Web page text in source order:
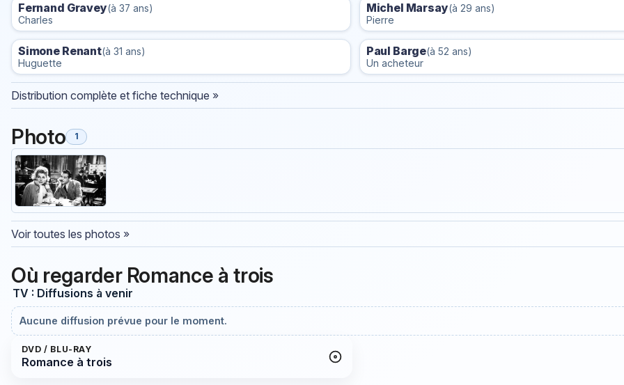
Fernand Gravey(à 37 ans)
Charles
Michel Marsay(à 29 ans)
Pierre
Simone Renant(à 31 ans)
Huguette
Paul Barge(à 52 ans)
Un acheteur
Distribution complète et fiche technique »
Photo 1
Voir toutes les photos »
Où regarder Romance à trois
TV : Diffusions à venir
Aucune diffusion prévue pour le moment.
DVD / BLU-RAY
Romance à trois